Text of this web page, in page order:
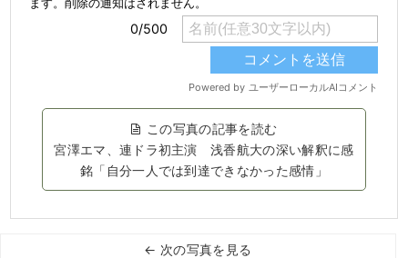
この写真の記事を読む
宮澤エマ、連ドラ初主演 浅香航大の深い解釈に感
銘「自分一人では到達できなかった感情」
← 次の写真を見る